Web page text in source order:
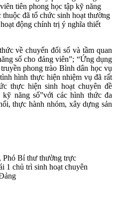
tiên phong học tập kỹ năng
đã tổ chức sinh hoạt thường
động chính trị ý nghĩa thiết
về chuyển đổi số và tầm quan
số cho đảng viên”; “Ứng dụng
phong trào Bình dân học vụ
hình thực hiện nhiệm vụ đã rất
thực hiện sinh hoạt chuyên đề
năng số”với các hình thức đa
thực hành nhóm, xây dựng sản
Bí thư thường trực
1 chủ trì sinh hoạt chuyên